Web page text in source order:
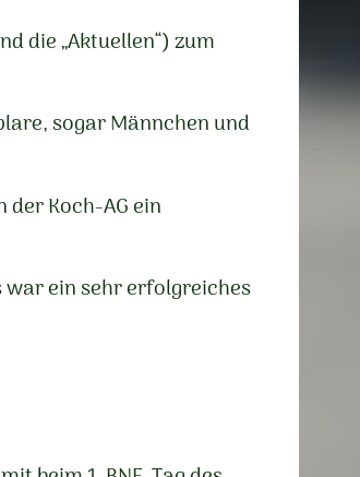
die „Aktuellen“) zum
sogar Männchen und
Koch-AG ein
war ein sehr erfolgreiches